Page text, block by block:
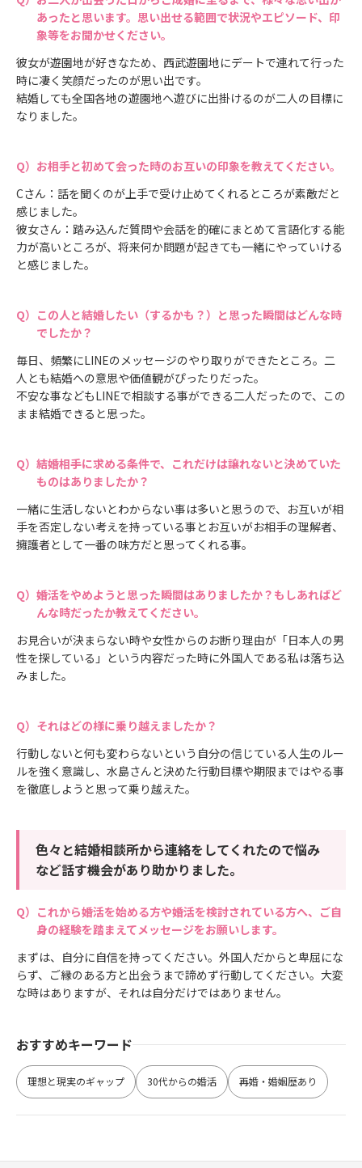
あったと思います。思い出せる範囲で状況やエピソード、印
象等をお聞かせください。
彼女が遊園地が好きなため、西武遊園地にデートで連れて行った
時に凄く笑顔だったのが思い出です。
結婚しても全国各地の遊園地へ遊びに出掛けるのが二人の目標に
なりました。
お相手と初めて会った時のお互いの印象を教えてください。
Cさん：話を聞くのが上手で受け止めてくれるところが素敵だと
感じました。
彼女さん：踏み込んだ質問や会話を的確にまとめて言語化する能
力が高いところが、将来何か問題が起きても一緒にやっていける
と感じました。
この人と結婚したい（するかも？）と思った瞬間はどんな時
でしたか？
毎日、頻繁にLINEのメッセージのやり取りができたところ。二
人とも結婚への意思や価値観がぴったりだった。
不安な事などもLINEで相談する事ができる二人だったので、この
まま結婚できると思った。
結婚相手に求める条件で、これだけは譲れないと決めていた
ものはありましたか？
一緒に生活しないとわからない事は多いと思うので、お互いが相
手を否定しない考えを持っている事とお互いがお相手の理解者、
擁護者として一番の味方だと思ってくれる事。
婚活をやめようと思った瞬間はありましたか？もしあればど
んな時だったか教えてください。
お見合いが決まらない時や女性からのお断り理由が「日本人の男
性を探している」という内容だった時に外国人である私は落ち込
みました。
それはどの様に乗り越えましたか？
行動しないと何も変わらないという自分の信じている人生のルー
ルを強く意識し、水島さんと決めた行動目標や期限まではやる事
を徹底しようと思って乗り越えた。
色々と結婚相談所から連絡をしてくれたので悩み
など話す機会があり助かりました。
これから婚活を始める方や婚活を検討されている方へ、ご自
身の経験を踏まえてメッセージをお願いします。
まずは、自分に自信を持ってください。外国人だからと卑屈にな
らず、ご縁のある方と出会うまで諦めず行動してください。大変
な時はありますが、それは自分だけではありません。
おすすめキーワード
理想と現実のギャップ 30代からの婚活 再婚・婚姻歴あり